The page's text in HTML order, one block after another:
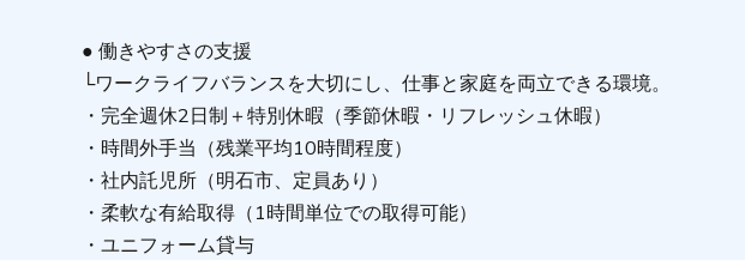
● 働きやすさの支援
└ワークライフバランスを大切にし、仕事と家庭を両立できる環境。
・完全週休2日制＋特別休暇（季節休暇・リフレッシュ休暇）
・時間外手当（残業平均10時間程度）
・社内託児所（明石市、定員あり）
・柔軟な有給取得（1時間単位での取得可能）
・ユニフォーム貸与